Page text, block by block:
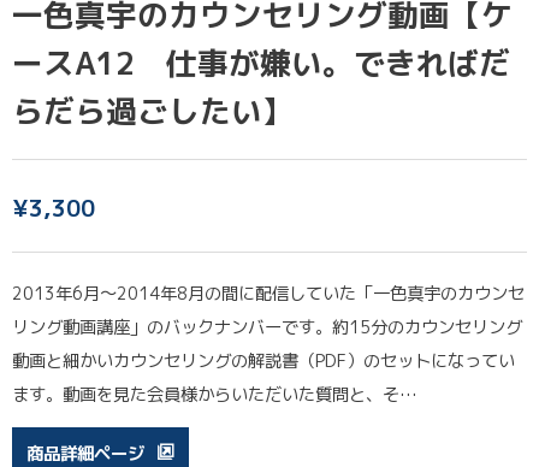
一色真宇のカウンセリング動画【ケ
ースA12 仕事が嫌い。できればだ
らだら過ごしたい】
¥3,300
2013年6月〜2014年8月の間に配信していた「一色真宇のカウンセ
リング動画講座」のバックナンバーです。約15分のカウンセリング
動画と細かいカウンセリングの解説書（PDF）のセットになってい
ます。動画を見た会員様からいただいた質問と、そ…
商品詳細ページ